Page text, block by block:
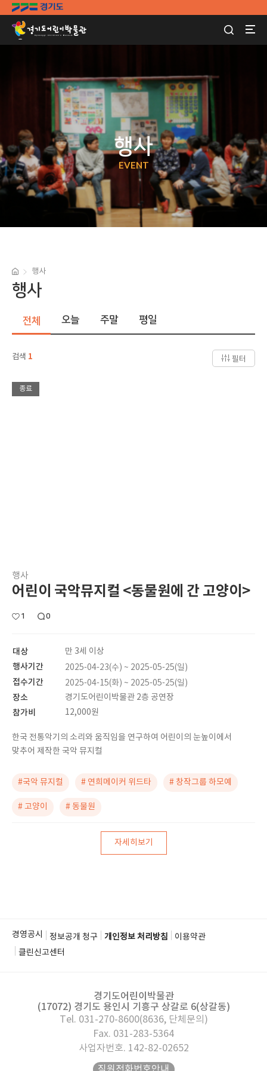
행사
EVENT
행사
행사
전체 오늘 주말 평일
검색 1 필터
종료
행사
어린이 국악뮤지컬 <동물원에 간 고양이>
1 0
대상 만 3세 이상
행사기간 2025-04-23(수) ~ 2025-05-25(일)
접수기간 2025-04-15(화) ~ 2025-05-25(일)
장소 경기도어린이박물관 2층 공연장
참가비 12,000원
한국 전통악기의 소리와 움직임을 연구하여 어린이의 눈높이에서
맞추어 제작한 국악 뮤지컬
#국악 뮤지컬 # 연희메이커 위드타 # 창작그룹 하모예
# 고양이 # 동물원
자세히보기
경영공시 정보공개 청구 개인정보 처리방침
이용약관
클린신고센터
경기도어린이박물관
(17072) 경기도 용인시 기흥구 상갈로 6(상갈동)
Tel. 031-270-8600(8636, 단체문의)
Fax. 031-283-5364
사업자번호. 142-82-02652